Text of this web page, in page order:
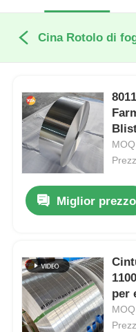
Cina Rotolo di
Miglior prezzo
per